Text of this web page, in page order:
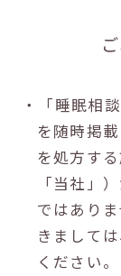
・「睡眠相
を随時掲
を処方す
「当社」
ではあり
きまして
ください。